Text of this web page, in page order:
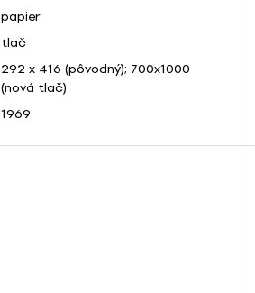
papier
tlač
292 x 416 (pôvodný); 700x1000
(nová tlač)
1969